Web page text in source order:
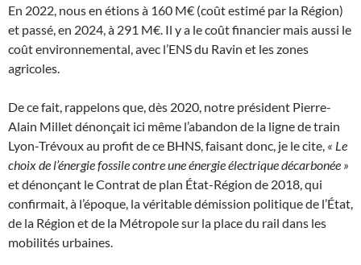
En 2022, nous en étions à 160 M€ (coût estimé par la Région)
et passé, en 2024, à 291 M€. Il y a le coût financier mais aussi le
coût environnemental, avec l’ENS du Ravin et les zones
agricoles.
De ce fait, rappelons que, dès 2020, notre président Pierre-
Alain Millet dénonçait ici même l’abandon de la ligne de train
Lyon-Trévoux au profit de ce BHNS, faisant donc, je le cite, « Le
choix de l’énergie fossile contre une énergie électrique décarbonée »
et dénonçant le Contrat de plan État-Région de 2018, qui
confirmait, à l’époque, la véritable démission politique de l’État,
de la Région et de la Métropole sur la place du rail dans les
mobilités urbaines.